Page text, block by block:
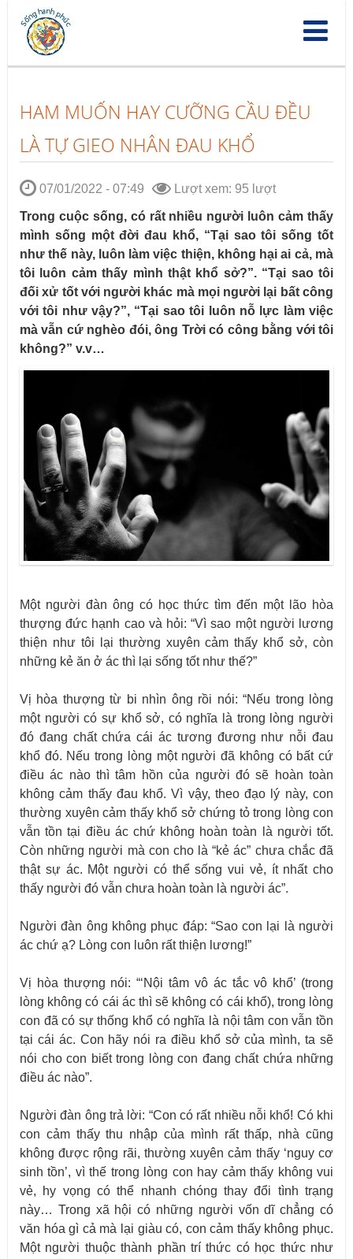
dung
HAM MUỐN HAY CƯỠNG CẦU ĐỀU
LÀ TỰ GIEO NHÂN ĐAU KHỔ
07/01/2022 - 07:49 Lượt xem: 95 lượt
Trong cuộc sống, có rất nhiều người luôn cảm thấy
mình sống một đời đau khổ, “Tại sao tôi sống tốt
như thế này, luôn làm việc thiện, không hại ai cả, mà
tôi luôn cảm thấy mình thật khổ sở?”. “Tại sao tôi
đối xử tốt với người khác mà mọi người lại bất công
với tôi như vậy?”, “Tại sao tôi luôn nỗ lực làm việc
mà vẫn cứ nghèo đói, ông Trời có công bằng với tôi
không?” v.v…
Một người đàn ông có học thức tìm đến một lão hòa
thượng đức hạnh cao và hỏi: “Vì sao một người lương
thiện như tôi lại thường xuyên cảm thấy khổ sở, còn
những kẻ ăn ở ác thì lại sống tốt như thế?”
Vị hòa thượng từ bi nhìn ông rồi nói: “Nếu trong lòng
một người có sự khổ sở, có nghĩa là trong lòng người
đó đang chất chứa cái ác tương đương như nỗi đau
khổ đó. Nếu trong lòng một người đã không có bất cứ
điều ác nào thì tâm hồn của người đó sẽ hoàn toàn
không cảm thấy đau khổ. Vì vậy, theo đạo lý này, con
thường xuyên cảm thấy khổ sở chứng tỏ trong lòng con
vẫn tồn tại điều ác chứ không hoàn toàn là người tốt.
Còn những người mà con cho là “kẻ ác” chưa chắc đã
thật sự ác. Một người có thể sống vui vẻ, ít nhất cho
thấy người đó vẫn chưa hoàn toàn là người ác”.
Người đàn ông không phục đáp: “Sao con lại là người
ác chứ ạ? Lòng con luôn rất thiện lương!”
Vị hòa thượng nói: “‘Nội tâm vô ác tắc vô khổ’ (trong
lòng không có cái ác thì sẽ không có cái khổ), trong lòng
con đã có sự thống khổ có nghĩa là nội tâm con vẫn tồn
tại cái ác. Con hãy nói ra điều khổ sở của mình, ta sẽ
nói cho con biết trong lòng con đang chất chứa những
điều ác nào”.
Người đàn ông trả lời: “Con có rất nhiều nỗi khổ! Có khi
con cảm thấy thu nhập của mình rất thấp, nhà cũng
không được rộng rãi, thường xuyên cảm thấy ‘nguy cơ
sinh tồn’, vì thế trong lòng con hay cảm thấy không vui
vẻ, hy vọng có thể nhanh chóng thay đổi tình trạng
này… Trong xã hội có những người vốn dĩ chẳng có
văn hóa gì cả mà lại giàu có, con cảm thấy không phục.
Một người thuộc thành phần trí thức có học thức như